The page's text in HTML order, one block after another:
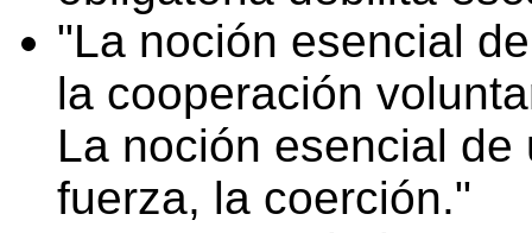
La noción esencial
la cooperación
La noción esencial
fuerza, la coerción.